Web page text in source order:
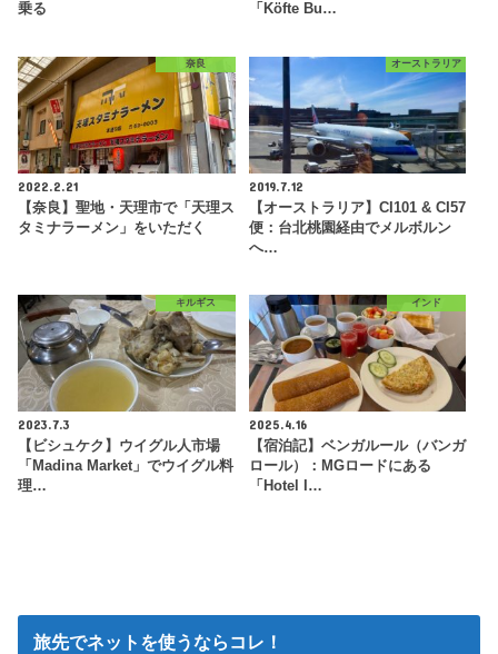
乗る 「Köfte Bu…
奈良
2022.2.21
【奈良】聖地・天理市で「天理ス
タミナラーメン」をいただく
オーストラリア
2019.7.12
【オーストラリア】CI101 & CI57
便：台北桃園経由でメルボルン
へ…
キルギス
2023.7.3
【ビシュケク】ウイグル人市場
「Madina Market」でウイグル料
理…
インド
2025.4.16
【宿泊記】ベンガルール（バンガ
ロール）：MGロードにある
「Hotel I…
旅先でネットを使うならコレ！